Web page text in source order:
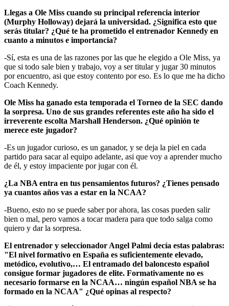
Llegas a Ole Miss cuando su principal referencia interior
(Murphy Holloway) dejará la universidad. ¿Significa esto que
serás titular? ¿Qué te ha prometido el entrenador Kennedy en
cuanto a minutos e importancia?
-Sí, esta es una de las razones por las que he elegido a Ole Miss, ya
que si todo sale bien y trabajo, voy a ser titular y jugar 30 minutos
por encuentro, asi que estoy contento por eso. Es lo que me ha dicho
Coach Kennedy.
Ole Miss ha ganado esta temporada el Torneo de la SEC dando
la sorpresa. Uno de sus grandes referentes este año ha sido el
irreverente escolta Marshall Henderson. ¿Qué opinión te
merece este jugador?
-Es un jugador curioso, es un ganador, y se deja la piel en cada
partido para sacar al equipo adelante, asi que voy a aprender mucho
de él, y estoy impaciente por jugar con él.
¿La NBA entra en tus pensamientos futuros? ¿Tienes pensado
ya cuantos años vas a estar en la NCAA?
-Bueno, esto no se puede saber por ahora, las cosas pueden salir
bien o mal, pero vamos a tocar madera para que todo salga como
quiero y dar la sorpresa.
El entrenador y seleccionador Angel Palmi decía estas palabras:
"El nivel formativo en España es suficientemente elevado,
metódico, evolutivo,… El entramado del baloncesto español
consigue formar jugadores de elite. Formativamente no es
necesario formarse en la NCAA… ningún español NBA se ha
formado en la NCAA" ¿Qué opinas al respecto?